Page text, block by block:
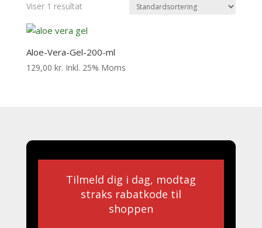
Viser 1 resultat
Aloe-Vera-Gel-200-ml
129,00 kr. Inkl. 25% Moms
Tilmeld dig i dag, modtag
straks rabatkode til
shoppen